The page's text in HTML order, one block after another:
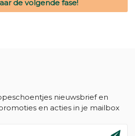
de volgende fase!
nieuwsbrief en
en acties in je mailbox